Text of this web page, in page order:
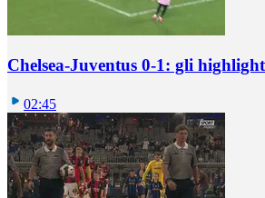
Chelsea-Juventus 0-1: gli
02:45